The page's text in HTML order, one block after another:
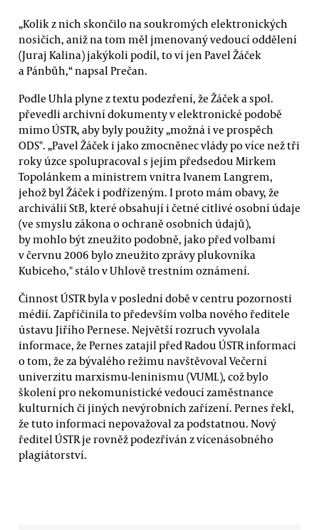
„Kolik z nich skončilo na soukromých elektronických
nosičích, aniž na tom měl jmenovaný vedoucí oddělení
(Juraj Kalina) jakýkoli podíl, to ví jen Pavel Žáček
a Pánbůh,“ napsal Prečan.
Podle Uhla plyne z textu podezření, že Žáček a spol.
převedli archivní dokumenty v elektronické podobě
mimo ÚSTR, aby byly použity „možná i ve prospěch
ODS". „Pavel Žáček i jako zmocněnec vlády po více než tři
roky úzce spolupracoval s jejím předsedou Mirkem
Topolánkem a ministrem vnitra Ivanem Langrem,
jehož byl Žáček i podřízeným. I proto mám obavy, že
archiválií StB, které obsahují i četné citlivé osobní údaje
(ve smyslu zákona o ochraně osobních údajů),
by mohlo být zneužito podobně, jako před volbami
v červnu 2006 bylo zneužito zprávy plukovníka
Kubiceho," stálo v Uhlově trestním oznámení.
Činnost ÚSTR byla v poslední době v centru pozornosti
médií. Zapříčinila to především volba nového ředitele
ústavu Jiřího Pernese. Největší rozruch vyvolala
informace, že Pernes zatajil před Radou ÚSTR informaci
o tom, že za bývalého režimu navštěvoval Večerní
univerzitu marxismu-leninismu (VUML), což bylo
školení pro nekomunistické vedoucí zaměstnance
kulturních či jiných nevýrobních zařízení. Pernes řekl,
že tuto informaci nepovažoval za podstatnou. Nový
ředitel ÚSTR je rovněž podezříván z vícenásobného
plagiátorství.